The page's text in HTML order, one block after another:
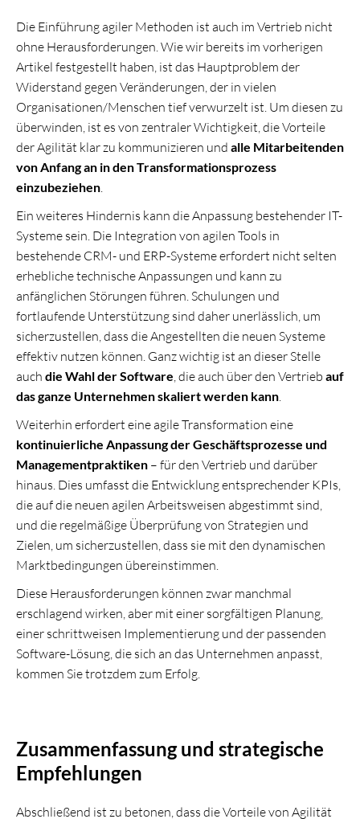
Die Einführung agiler Methoden ist auch im Vertrieb nicht
ohne Herausforderungen. Wie wir bereits im vorherigen
Artikel festgestellt haben, ist das Hauptproblem der
Widerstand gegen Veränderungen, der in vielen
Organisationen/Menschen tief verwurzelt ist. Um diesen zu
überwinden, ist es von zentraler Wichtigkeit, die Vorteile
der Agilität klar zu kommunizieren und alle Mitarbeitenden
von Anfang an in den Transformationsprozess
einzubeziehen
Ein weiteres Hindernis kann die Anpassung bestehender IT-
Systeme sein. Die Integration von agilen Tools in
bestehende CRM- und ERP-Systeme erfordert nicht selten
erhebliche technische Anpassungen und kann zu
anfänglichen Störungen führen. Schulungen und
fortlaufende Unterstützung sind daher unerlässlich, um
sicherzustellen, dass die Angestellten die neuen Systeme
effektiv nutzen können. Ganz wichtig ist an dieser Stelle
auch die Wahl der Software , die auch über den Vertrieb auf
das ganze Unternehmen skaliert werden kann
Weiterhin erfordert eine agile Transformation eine
kontinuierliche Anpassung der Geschäftsprozesse und
Managementpraktiken – für den Vertrieb und darüber
hinaus. Dies umfasst die Entwicklung entsprechender KPIs,
die auf die neuen agilen Arbeitsweisen abgestimmt sind,
und die regelmäßige Überprüfung von Strategien und
Zielen, um sicherzustellen, dass sie mit den dynamischen
Marktbedingungen übereinstimmen.
Diese Herausforderungen können zwar manchmal
erschlagend wirken, aber mit einer sorgfältigen Planung,
einer schrittweisen Implementierung und der passenden
Software-Lösung, die sich an das Unternehmen anpasst,
kommen Sie trotzdem zum Erfolg.
Zusammenfassung und strategische
Empfehlungen
Abschließend ist zu betonen, dass die Vorteile von Agilität